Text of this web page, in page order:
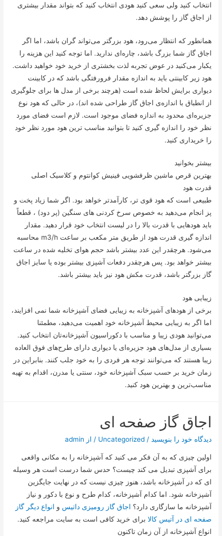
انتخاب کنید ولی سعی کنید هودی انتخاب کنید که بتواند مقدار بیشتری
از اجاق گاز را پوشش دهد.
همانطور که انتظار می‌رود، هود بزرگتر می‌تواند گران باشد، اما اگر
اجاق گاز شما بزرگ باشد، چاره‌ای ندارید. اما توجه کنید این هزینه را
یکبار می‌کنید در عوض تجربه لذت بخشتری از خرید خود خواهید داشت.
هود زیر کابینتی باید به اندازه مقدار فرورفتگی باشد که در کابینت
دیواری برایش لحاظ شده است (هرچند برخی از مدل ها برای جلوگیری
از انطباق با اندازه‌ی اجاق گاز طراحی شده اند)، در حالی که هود نوع
جزیره‌ای محدود به اندازه فضای موجود است. لازم است فضای مورد
نظر خود را اندازه گیری کنید تا بتوانید مناسب ترین هود مورد نظر خود
را خریداری کنید.
بیشتر بخوانید
بهترین قرص ماشین ظرفشویی فینیش کوانتوم و کلاسیک اصلی
قدرت هود
طبیعی است که هود قوی تر، کارآمدتر خواهد بود. اگر شما زیاد پخت و
پز انجام می‌دهید به خصوص سرخ کردنی های سنگین (پر دود) ، قطعاً
باید هودهایی با قدرت بالا را در لیست انتخاب خود قرار دهید. مقدار
اندازه گیری قدرت هود از طریق متر مکعب بر ساعت m3/h محاسبه
می‌شود. هرچقدر این عدد بیشتر باشد حجم هوای تخلیه شده در ساعت
بیشتر خواهد بود. پس هرچقدر دفعات آشپزی بیشتر بوده یا سایز اجاق
گاز بزرگتر باشد، قدرت مکش هود نیز باید بیشتر باشد.
زیبایی هود
برخی از هودهای آشپزخانه به زیبایی فضای آشپزخانه شما نمی افزایند،
اما اگر به زیبایی محیط آشپزخانه خود اهمیت می‌دهید، مطمئنا
می‌توانید هودی زیبا و مناسب با دکوراسیون آشپزخانه‌تان انتخاب کنید.
بسیاری از مدل‌های هود جزیره‌ای یا دیواری دارای طرح‌های فوق العاده
زیبا هستند که می‌توانند توجه هر فردی را به خود جلب کنند. بنابراین در
زمان خرید بر حسب سبک آشپزخانه خود، سنتی یا مدرن، اقدام به تهیه
مناسب‌ترین و بهترین هود کنید.
اجاق گاز صفحه ای
دیدگاه‌ خود را بنویسید /
Uncategorized / از admin
اولین چیزی که به آن فکر می کنید که آشپزخانه را به مکانی واقعی
برای آشپزی تبدیل می کند چیست؟ حدس شما درست است هر وسیله
ای که در آشپزخانه باشد، هنوز چیزی نیست که در نهایت جایگزین
آشپزخانه شود. اما کدام آشپزخانه، کدام طرح و نوع با دکور و نیاز
آشپزخانه ما سازگاری دارد؟ اجاق گاز رومیزی داتیس و انواع دیگر گاز
صفحه ای در آتیس کالا برای خرید کافی است به سایت مراجعه کنید.
انواع آشپزخانه از آن زمان تاکنون